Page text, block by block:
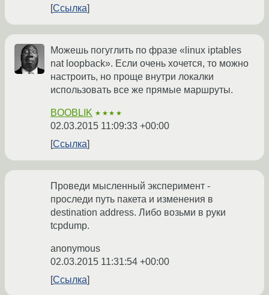
Ссылка
Можешь погуглить по фразе «linux iptables
nat loopback». Если очень хочется, то можно
настроить, но проще внутри локалки
использовать все же прямые маршруты.
BOOBLIK ★★★★
02.03.2015 11:09:33 +00:00
Ссылка
Проведи мысленный эксперимент -
проследи путь пакета и изменения в
destination address. Либо возьми в руки
tcpdump.
anonymous
02.03.2015 11:31:54 +00:00
Ссылка